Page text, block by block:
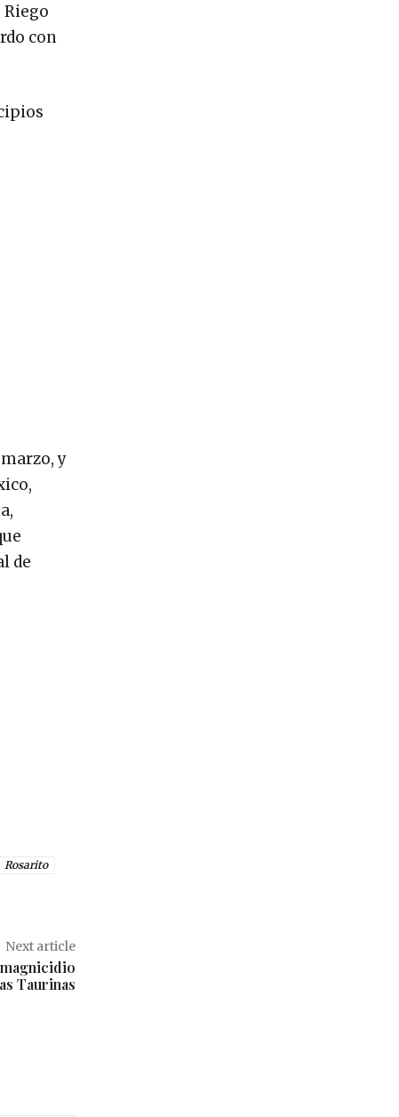
con
y
de
Rosarito
Next article
Taurinas